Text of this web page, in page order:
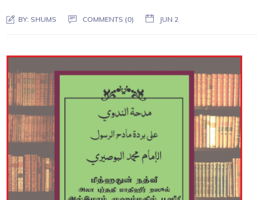
BY: SHUMS COMMENTS (0) JUN 2